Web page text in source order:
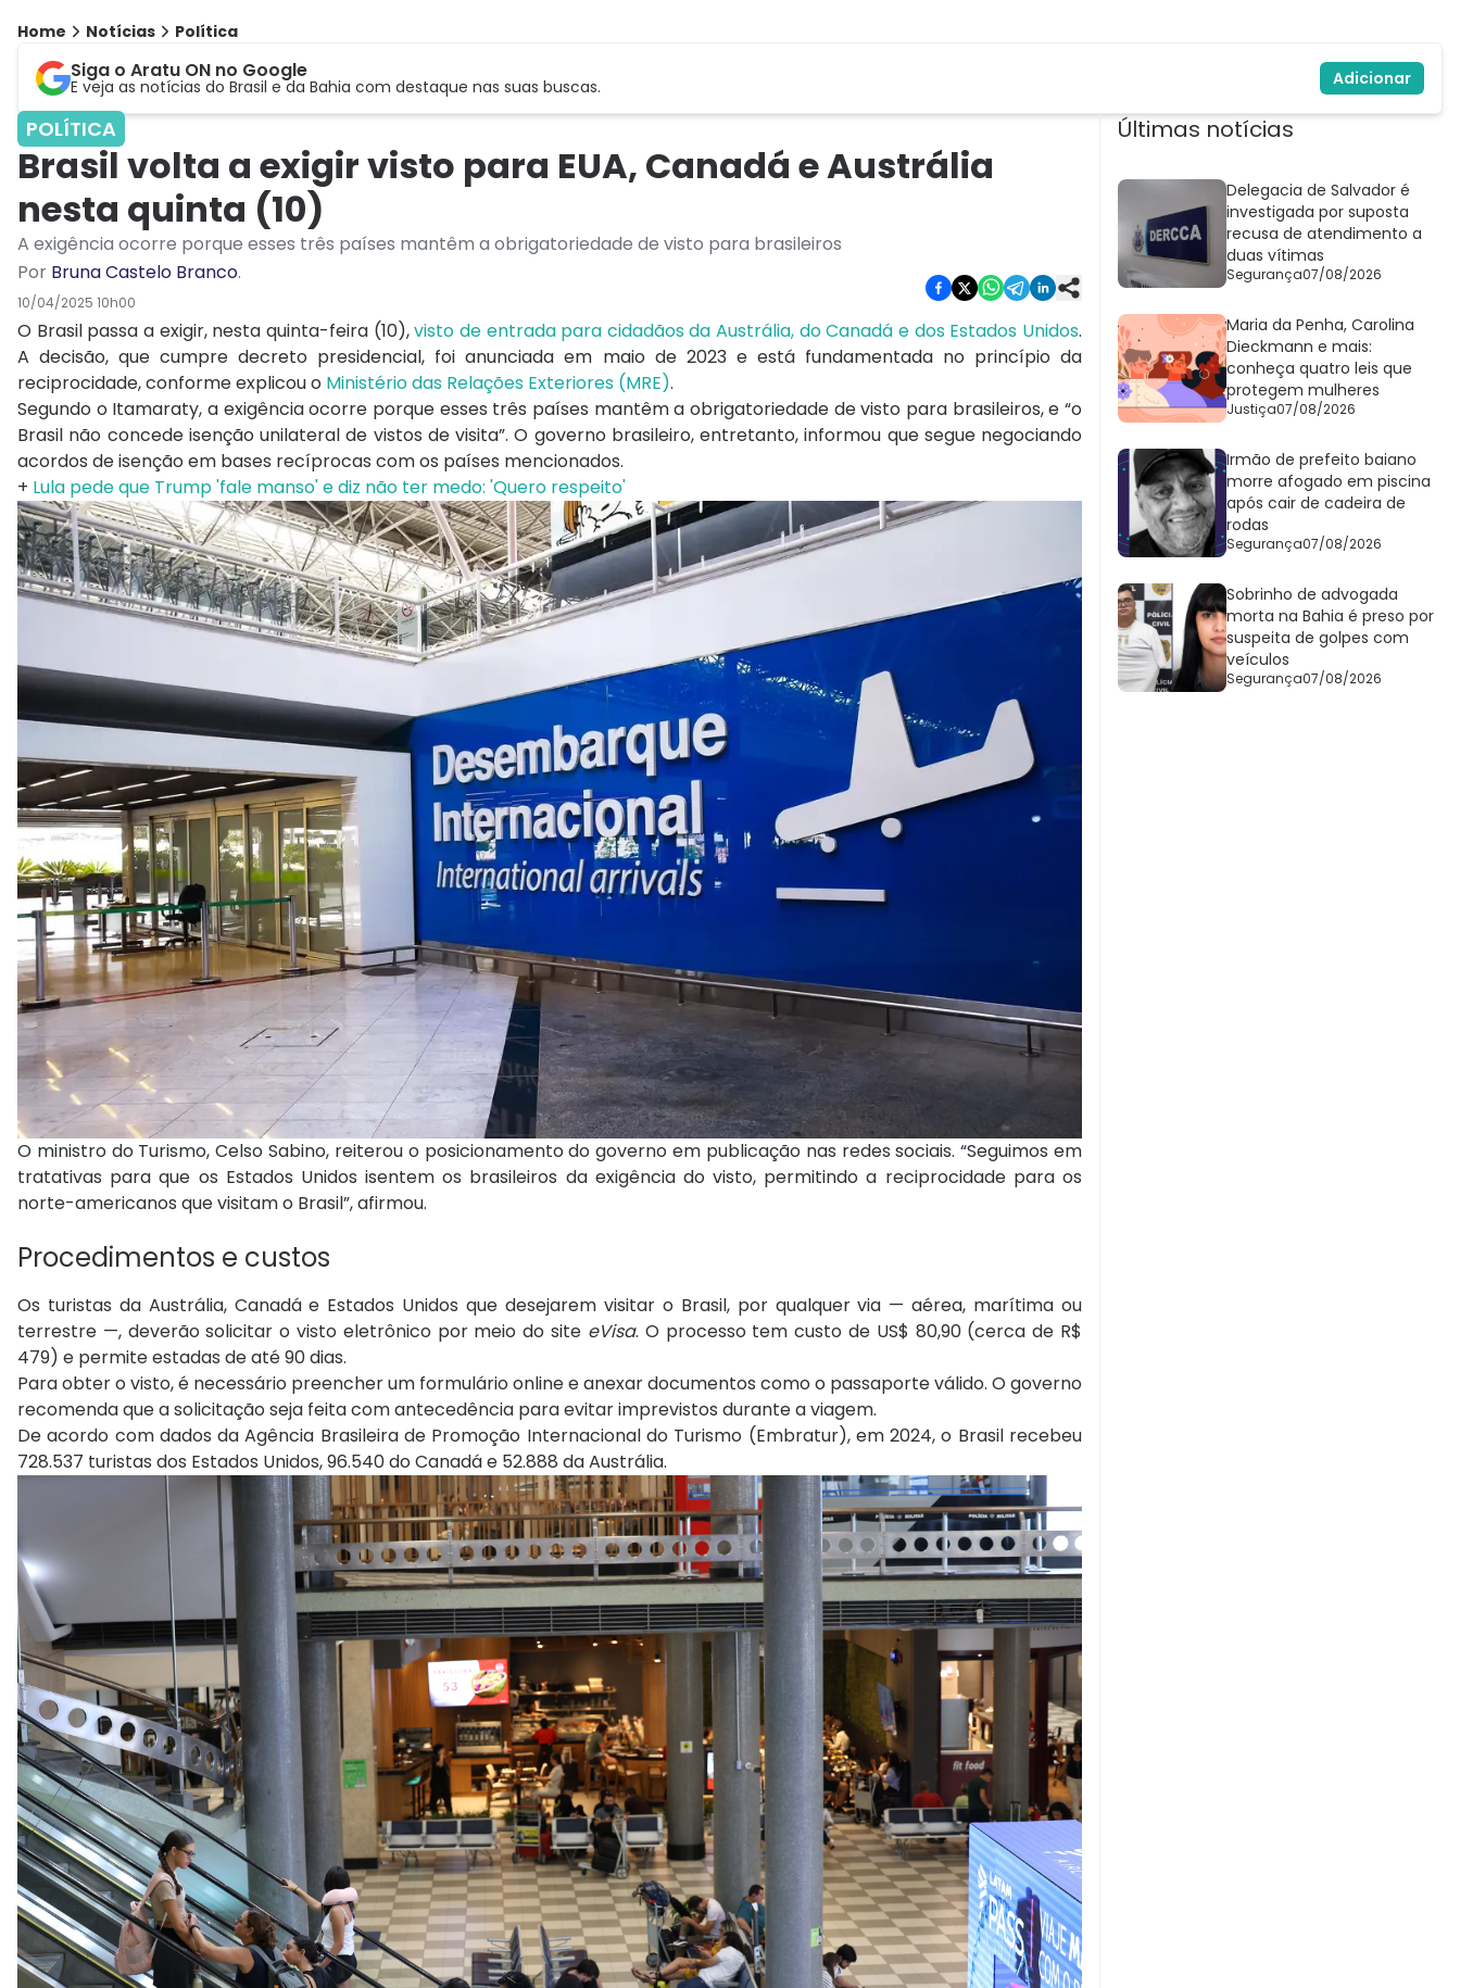
Home Notícias Política
Siga o Aratu ON no Google
E veja as notícias do Brasil e da Bahia com destaque nas suas buscas. Adicionar
POLÍTICA
Brasil volta a exigir visto para EUA, Canadá e Austrália
nesta quinta (10)
A exigência ocorre porque esses três países mantêm a obrigatoriedade de visto para brasileiros
Por Bruna Castelo Branco.
10/04/2025 10h00
O Brasil passa a exigir, nesta quinta-feira (10),visto de entrada para cidadãos da Austrália, do Canadá e dos Estados Unidos.
A decisão, que cumpre decreto presidencial, foi anunciada em maio de 2023 e está fundamentada no princípio da
reciprocidade, conforme explicou o Ministério das Relações Exteriores (MRE).
Segundo o Itamaraty, a exigência ocorre porque esses três países mantêm a obrigatoriedade de visto para brasileiros, e “o
Brasil não concede isenção unilateral de vistos de visita”. O governo brasileiro, entretanto, informou que segue negociando
acordos de isenção em bases recíprocas com os países mencionados.
+ Lula pede que Trump 'fale manso' e diz não ter medo: 'Quero respeito'
O ministro do Turismo, Celso Sabino, reiterou o posicionamento do governo em publicação nas redes sociais. “Seguimos em
tratativas para que os Estados Unidos isentem os brasileiros da exigência do visto, permitindo a reciprocidade para os
norte-americanos que visitam o Brasil”, afirmou.
Procedimentos e custos
Os turistas da Austrália, Canadá e Estados Unidos que desejarem visitar o Brasil, por qualquer via — aérea, marítima ou
terrestre —, deverão solicitar o visto eletrônico por meio do site eVisa. O processo tem custo de US$ 80,90 (cerca de R$
479) e permite estadas de até 90 dias.
Para obter o visto, é necessário preencher um formulário online e anexar documentos como o passaporte válido. O governo
recomenda que a solicitação seja feita com antecedência para evitar imprevistos durante a viagem.
De acordo com dados da Agência Brasileira de Promoção Internacional do Turismo (Embratur), em 2024, o Brasil recebeu
728.537 turistas dos Estados Unidos, 96.540 do Canadá e 52.888 da Austrália.
Últimas notícias
Delegacia de Salvador é
investigada por suposta
recusa de atendimento a
duas vítimas
Segurança07/08/2026
Maria da Penha, Carolina
Dieckmann e mais:
conheça quatro leis que
protegem mulheres
Justiça07/08/2026
Irmão de prefeito baiano
morre afogado em piscina
após cair de cadeira de
rodas
Segurança07/08/2026
Sobrinho de advogada
morta na Bahia é preso por
suspeita de golpes com
veículos
Segurança07/08/2026